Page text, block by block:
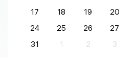
17
18 19 20
24
25 26 27
31
1 2 3